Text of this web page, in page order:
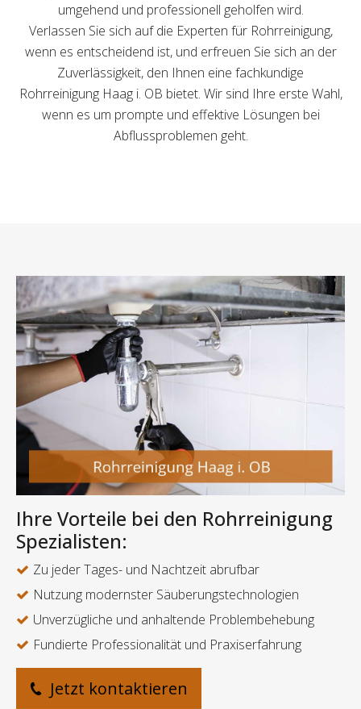
umgehend und professionell geholfen wird.
Verlassen Sie sich auf die Experten für Rohrreinigung,
wenn es entscheidend ist, und erfreuen Sie sich an der
Zuverlässigkeit, den Ihnen eine fachkundige
Rohrreinigung Haag i. OB bietet. Wir sind Ihre erste Wahl,
wenn es um prompte und effektive Lösungen bei
Abflussproblemen geht.
Ihre Vorteile bei den Rohrreinigung
Spezialisten:
Zu jeder Tages- und Nachtzeit abrufbar
Nutzung modernster Säuberungstechnologien
Unverzügliche und anhaltende Problembehebung
Fundierte Professionalität und Praxiserfahrung
Jetzt kontaktieren